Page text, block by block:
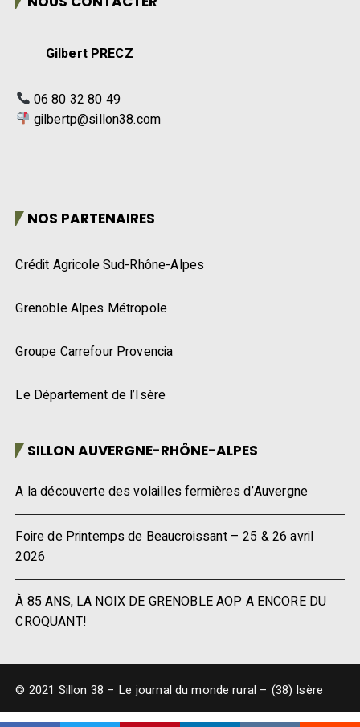
Gilbert PRECZ
06 80 32 80 49
gilbertp@sillon38.com
NOS PARTENAIRES
Crédit Agricole Sud-Rhône-Alpes
Grenoble Alpes Métropole
Groupe Carrefour Provencia
Le Département de l’Isère
SILLON AUVERGNE-RHÔNE-ALPES
A la découverte des volailles fermières d’Auvergne
Foire de Printemps de Beaucroissant – 25 & 26 avril
2026
À 85 ANS, LA NOIX DE GRENOBLE AOP A ENCORE DU
CROQUANT!
© 2021 Sillon 38 – Le journal du monde rural – (38) Isère